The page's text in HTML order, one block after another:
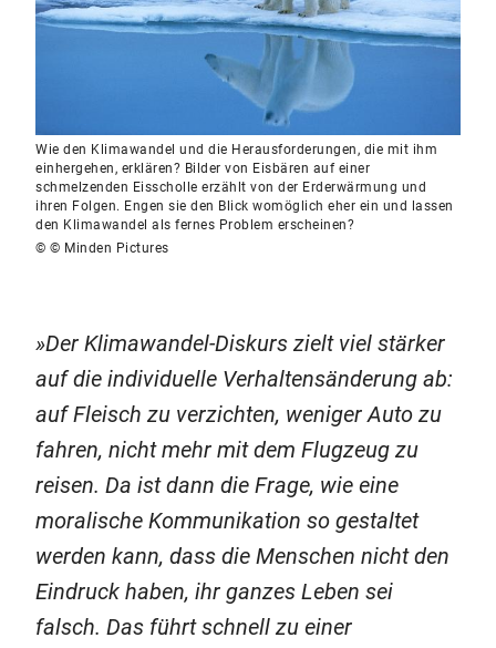
Wie den Klimawandel und die Herausforderungen, die mit ihm
einhergehen, erklären? Bilder von Eisbären auf einer
schmelzenden Eisscholle erzählt von der Erderwärmung und
ihren Folgen. Engen sie den Blick womöglich eher ein und lassen
den Klimawandel als fernes Problem erscheinen?
© © Minden Pictures
Der Klimawandel-Diskurs zielt viel stärker
auf die individuelle Verhaltensänderung ab:
auf Fleisch zu verzichten, weniger Auto zu
fahren, nicht mehr mit dem Flugzeug zu
reisen. Da ist dann die Frage, wie eine
moralische Kommunikation so gestaltet
werden kann, dass die Menschen nicht den
Eindruck haben, ihr ganzes Leben sei
falsch. Das führt schnell zu einer